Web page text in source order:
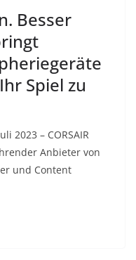
Besser
Spiel zu
2023 – CORSAIR
Anbieter von
und Content